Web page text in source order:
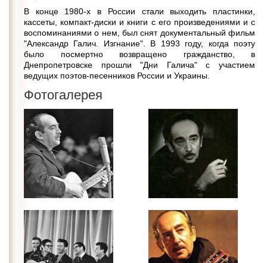
В конце 1980-х в России стали выходить пластинки,
кассеты, компакт-диски и книги с его произведениями и с
воспоминаниями о нем, был снят документальный фильм
"Александр Галич. Изгнание". В 1993 году, когда поэту
было посмертно возвращено гражданство, в
Днепропетровске прошли "Дни Галича" с участием
ведущих поэтов-песенников России и Украины.
Фотогалерея